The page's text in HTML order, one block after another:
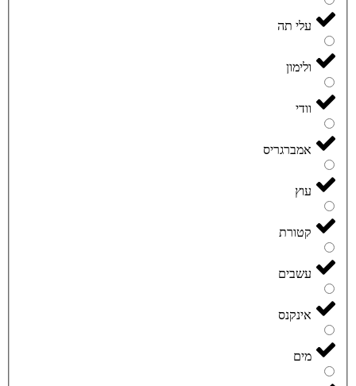
עלי תה
ולימון
וודי
אמברגריס
עוץ
קטורת
עשבים
אינקנס
מים